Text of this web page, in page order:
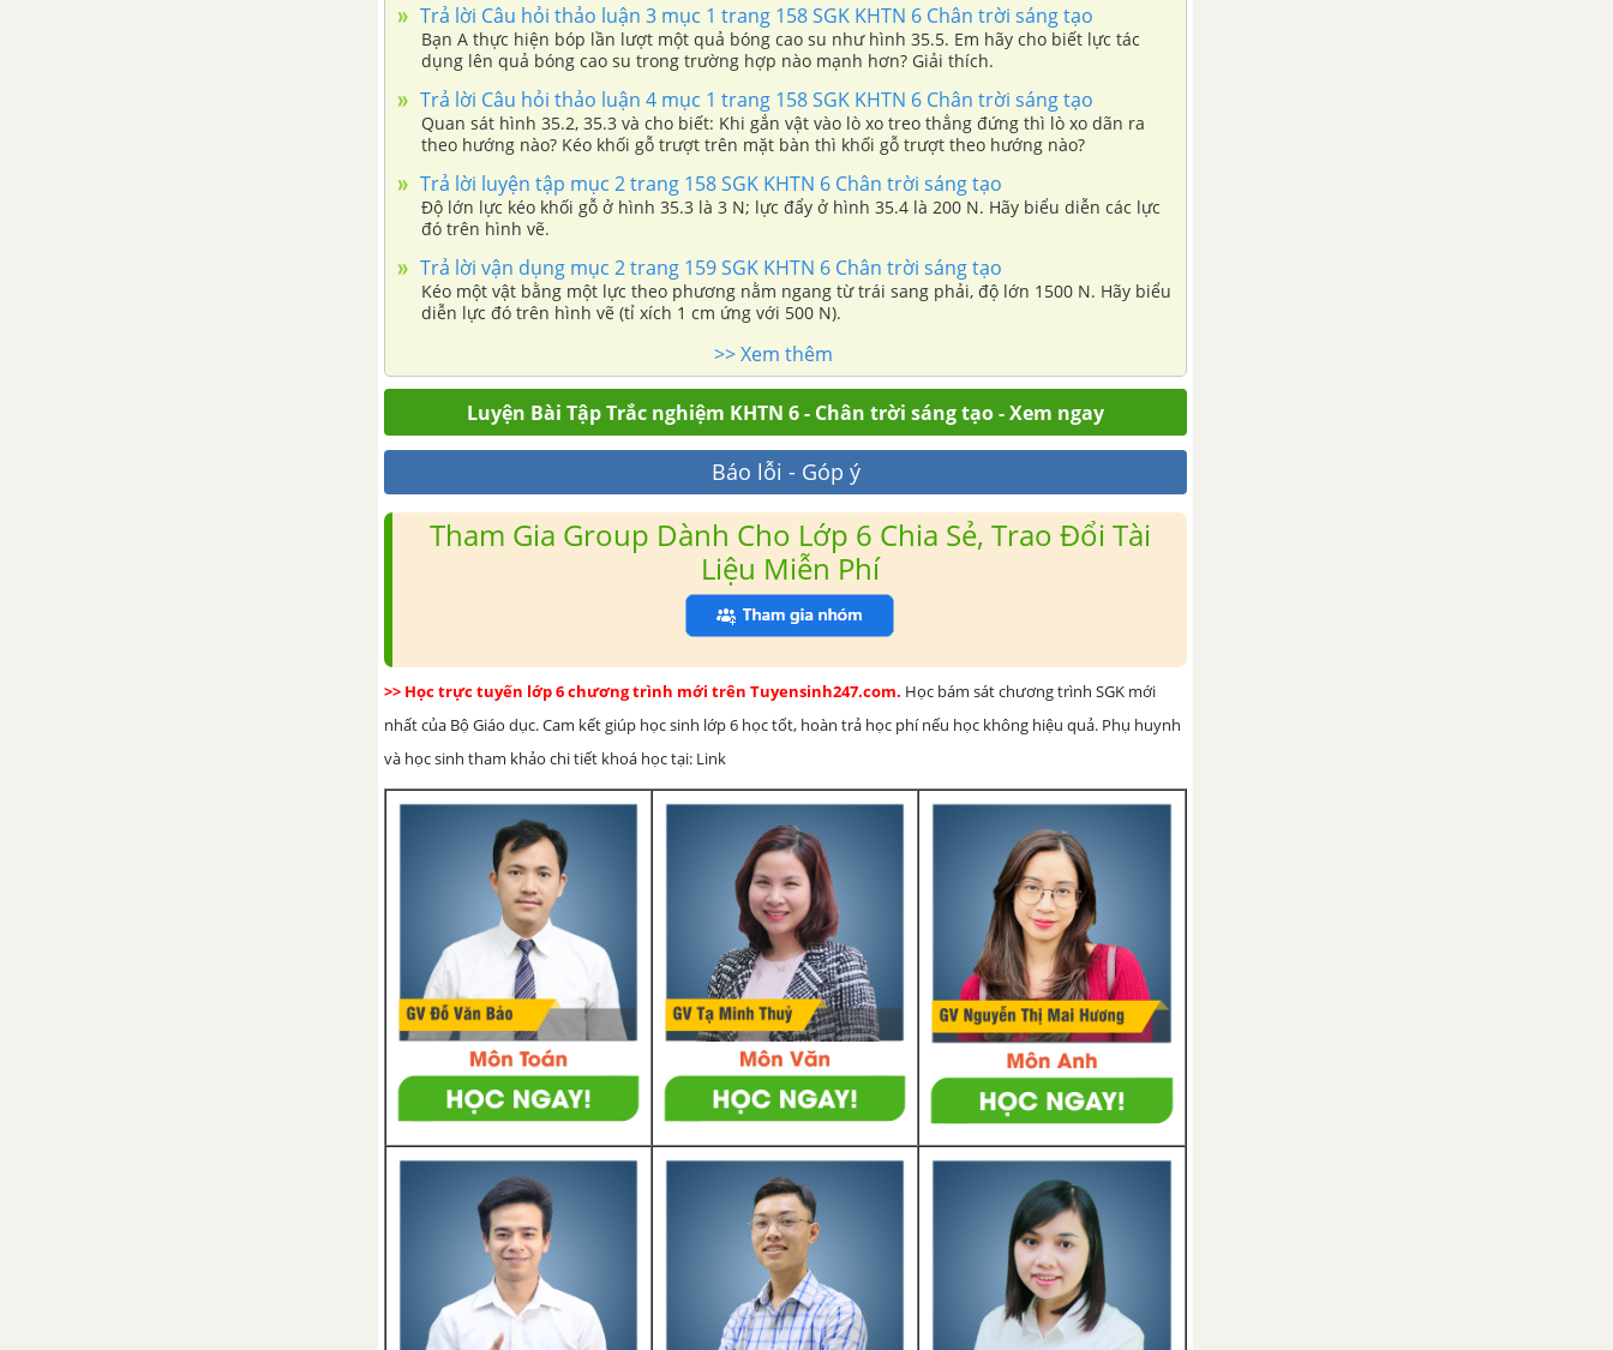
Trả lời Câu hỏi thảo luận 3 mục 1 trang 158 SGK KHTN 6 Chân trời sáng tạo
Bạn A thực hiện bóp lần lượt một quả bóng cao su như hình 35.5. Em hãy cho biết lực tác
dụng lên quả bóng cao su trong trường hợp nào mạnh hơn? Giải thích.
Trả lời Câu hỏi thảo luận 4 mục 1 trang 158 SGK KHTN 6 Chân trời sáng tạo
Quan sát hình 35.2, 35.3 và cho biết: Khi gắn vật vào lò xo treo thẳng đứng thì lò xo dãn ra
theo hướng nào? Kéo khối gỗ trượt trên mặt bàn thì khối gỗ trượt theo hướng nào?
Trả lời luyện tập mục 2 trang 158 SGK KHTN 6 Chân trời sáng tạo
Độ lớn lực kéo khối gỗ ở hình 35.3 là 3 N; lực đẩy ở hình 35.4 là 200 N. Hãy biểu diễn các lực
đó trên hình vẽ.
Trả lời vận dụng mục 2 trang 159 SGK KHTN 6 Chân trời sáng tạo
Kéo một vật bằng một lực theo phương nằm ngang từ trái sang phải, độ lớn 1500 N. Hãy biểu
diễn lực đó trên hình vẽ (tỉ xích 1 cm ứng với 500 N).
>> Xem thêm
Luyện Bài Tập Trắc nghiệm KHTN 6 - Chân trời sáng tạo - Xem ngay
Báo lỗi - Góp ý
Tham Gia Group Dành Cho Lớp 6 Chia Sẻ, Trao Đổi Tài
Liệu Miễn Phí
>> Học trực tuyến lớp 6 chương trình mới trên Tuyensinh247.com. Học bám sát chương trình SGK mới
nhất của Bộ Giáo dục. Cam kết giúp học sinh lớp 6 học tốt, hoàn trả học phí nếu học không hiệu quả. Phụ huynh
và học sinh tham khảo chi tiết khoá học tại: Link